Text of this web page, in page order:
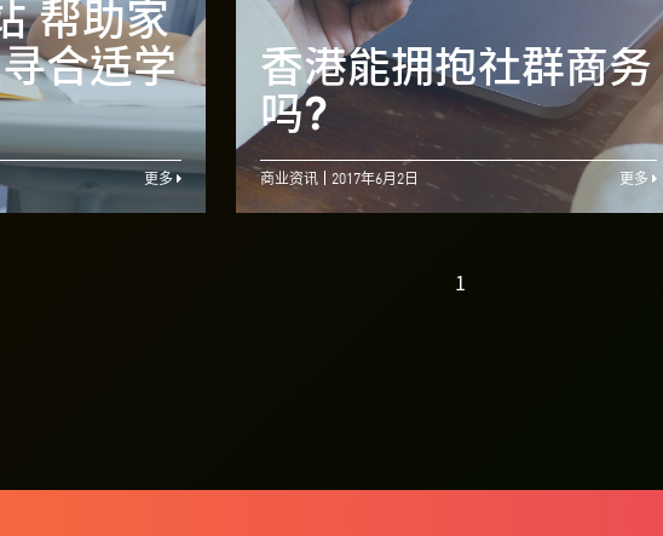
帮助家
合适学
Whizpa网站 帮助家
长更容易搜寻合适学
校
更多
香港能拥抱社群商务
吗?
商业资讯 2017年6月2日 更多
1